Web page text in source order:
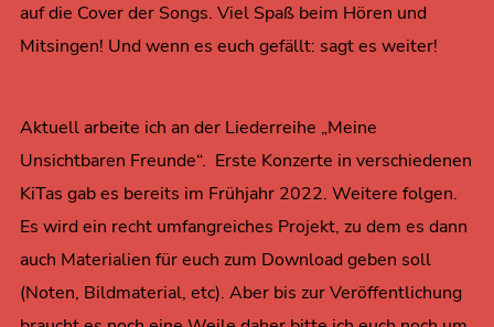
auf die Cover der Songs. Viel Spaß beim Hören und
Mitsingen! Und wenn es euch gefällt: sagt es weiter!
Aktuell arbeite ich an der Liederreihe „Meine
Unsichtbaren Freunde“. Erste Konzerte in verschiedenen
KiTas gab es bereits im Frühjahr 2022. Weitere folgen.
Es wird ein recht umfangreiches Projekt, zu dem es dann
auch Materialien für euch zum Download geben soll
(Noten, Bildmaterial, etc). Aber bis zur Veröffentlichung